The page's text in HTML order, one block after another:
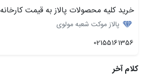
خرید کلیه محصولات پالاز به قیمت کارخانه
پالاز موکت شعبه مولوی
02155161356
کلام آخر